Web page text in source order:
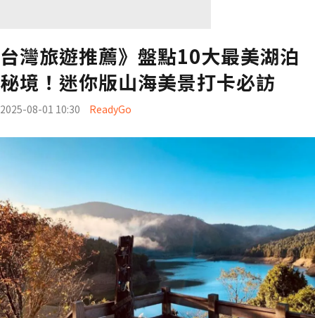
台灣旅遊推薦》盤點10大最美湖泊
秘境！迷你版山海美景打卡必訪
2025-08-01 10:30 ReadyGo